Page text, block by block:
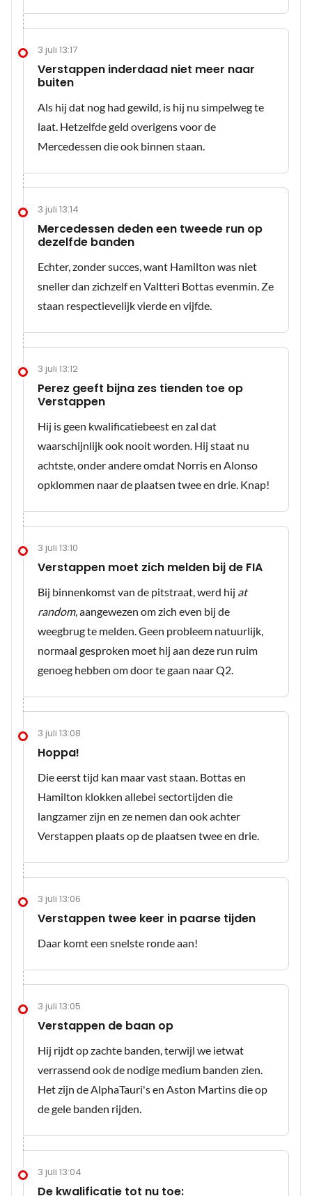
3 juli 13:17
Verstappen inderdaad niet meer naar
buiten
Als hij dat nog had gewild, is hij nu simpelweg te
laat. Hetzelfde geld overigens voor de
Mercedessen die ook binnen staan.
3 juli 13:14
Mercedessen deden een tweede run op
dezelfde banden
Echter, zonder succes, want Hamilton was niet
sneller dan zichzelf en Valtteri Bottas evenmin. Ze
staan respectievelijk vierde en vijfde.
3 juli 13:12
Perez geeft bijna zes tienden toe op
Verstappen
Hij is geen kwalificatiebeest en zal dat
waarschijnlijk ook nooit worden. Hij staat nu
achtste, onder andere omdat Norris en Alonso
opklommen naar de plaatsen twee en drie. Knap!
3 juli 13:10
Verstappen moet zich melden bij de FIA
Bij binnenkomst van de pitstraat, werd hij at
random, aangewezen om zich even bij de
weegbrug te melden. Geen probleem natuurlijk,
normaal gesproken moet hij aan deze run ruim
genoeg hebben om door te gaan naar Q2.
3 juli 13:08
Hoppa!
Die eerst tijd kan maar vast staan. Bottas en
Hamilton klokken allebei sectortijden die
langzamer zijn en ze nemen dan ook achter
Verstappen plaats op de plaatsen twee en drie.
3 juli 13:06
Verstappen twee keer in paarse tijden
Daar komt een snelste ronde aan!
3 juli 13:05
Verstappen de baan op
Hij rijdt op zachte banden, terwijl we ietwat
verrassend ook de nodige medium banden zien.
Het zijn de AlphaTauri's en Aston Martins die op
de gele banden rijden.
3 juli 13:04
De kwalificatie tot nu toe: